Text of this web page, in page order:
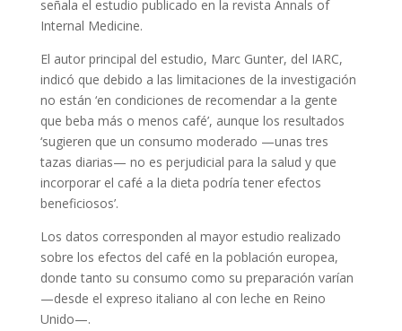
señala el estudio publicado en la revista Annals of
Internal Medicine.
El autor principal del estudio, Marc Gunter, del IARC,
indicó que debido a las limitaciones de la investigación
no están ‘en condiciones de recomendar a la gente
que beba más o menos café’, aunque los resultados
‘sugieren que un consumo moderado —unas tres
tazas diarias— no es perjudicial para la salud y que
incorporar el café a la dieta podría tener efectos
beneficiosos’.
Los datos corresponden al mayor estudio realizado
sobre los efectos del café en la población europea,
donde tanto su consumo como su preparación varían
—desde el expreso italiano al con leche en Reino
Unido—.